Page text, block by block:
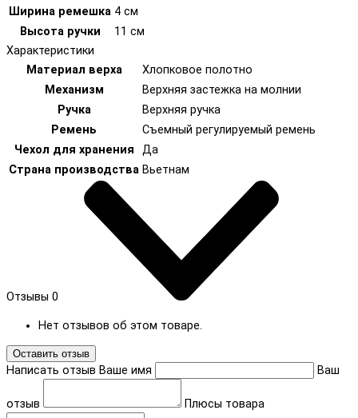
Ширина ремешка 4 см
Высота ручки
11 см
Характеристики
Материал верха
Хлопковое полотно
Механизм
Верхняя застежка на молнии
Ручка
Верхняя ручка
Ремень
Съемный регулируемый ремень
Чехол для хранения
Да
Страна производства Вьетнам
Отзывы 0
Нет отзывов об этом товаре.
Оставить отзыв
Написать отзыв Ваше имя Ваш
отзыв Плюсы товара